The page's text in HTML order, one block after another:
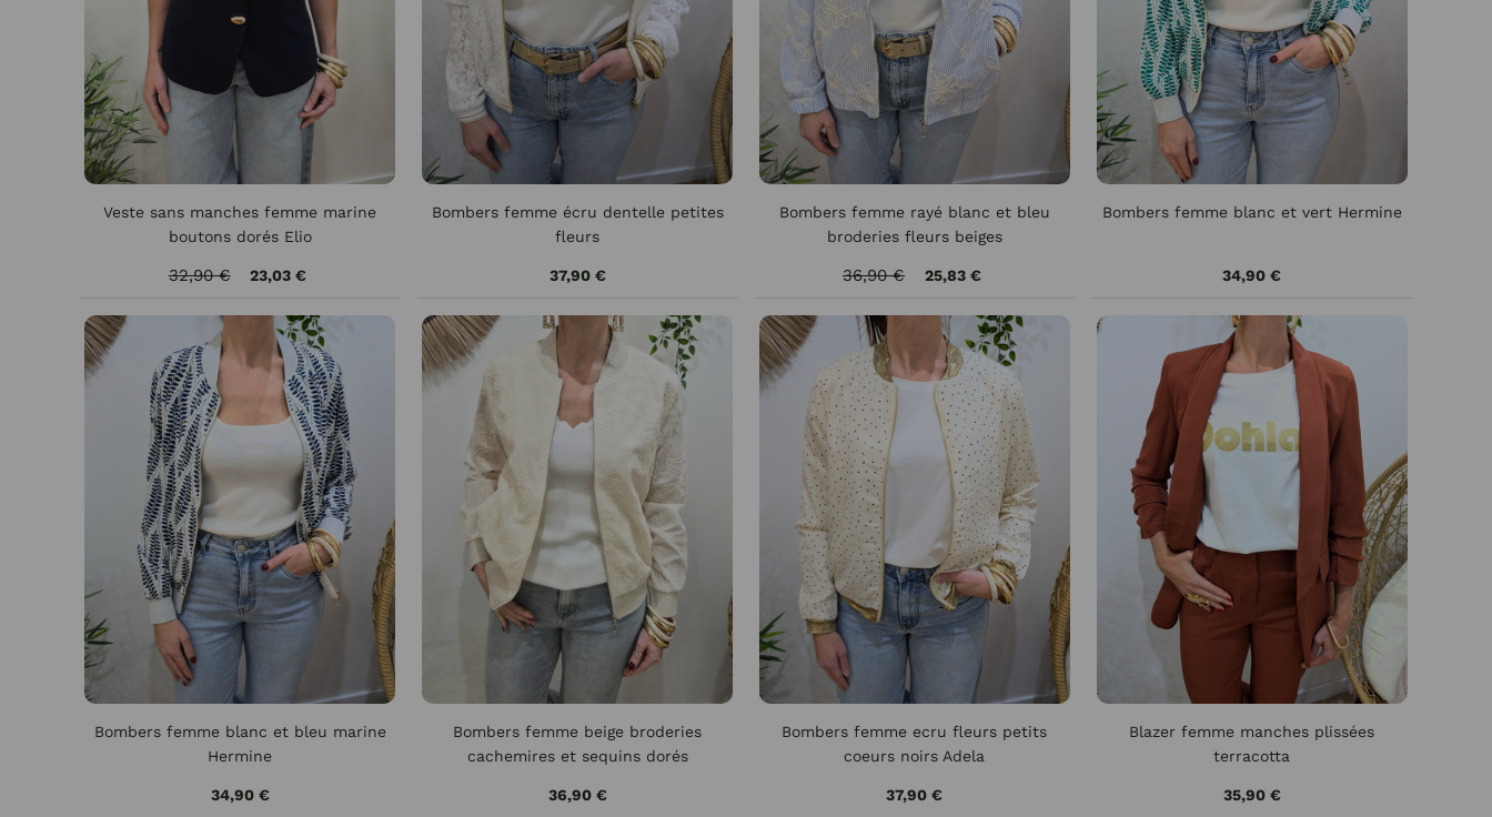
Veste sans manches femme marine
boutons dorés Elio
32,90 € 23,03 €
Bombers femme écru dentelle petites
fleurs
37,90 €
Bombers femme rayé blanc et bleu
broderies fleurs beiges
36,90 € 25,83 €
Bombers femme blanc et vert Hermine
34,90 €
Bombers femme blanc et bleu marine
Hermine
34,90 €
Bombers femme beige broderies
cachemires et sequins dorés
36,90 €
Bombers femme ecru fleurs petits
coeurs noirs Adela
37,90 €
Blazer femme manches plissées
terracotta
35,90 €